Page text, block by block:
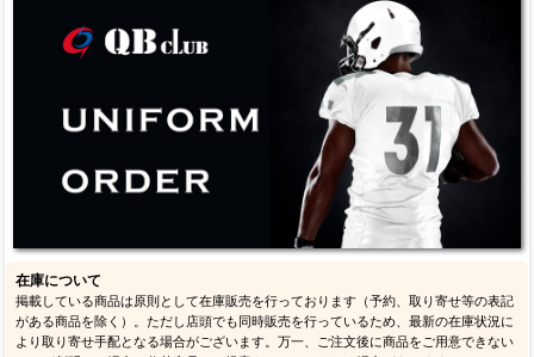
在庫について
掲載している商品は原則として在庫販売を行っております（予約、取り寄せ等の表記
がある商品を除く）。ただし店頭でも同時販売を行っているため、最新の在庫状況に
より取り寄せ手配となる場合がございます。万一、ご注文後に商品をご用意できない